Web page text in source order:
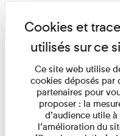
Ce site web utilise
cookies déposés par
partenaires pour
proposer : la
d’audience utile à
l’amélioration du